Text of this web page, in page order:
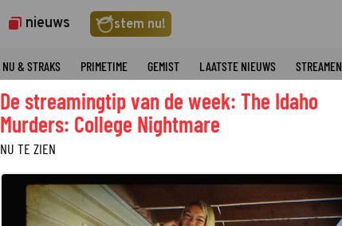
nieuws stem nu!
NU & STRAKS PRIMETIME GEMIST LAATSTE NIEUWS STREAMEN
De streamingtip van de week: The Idaho
Murders: College Nightmare
NU TE ZIEN